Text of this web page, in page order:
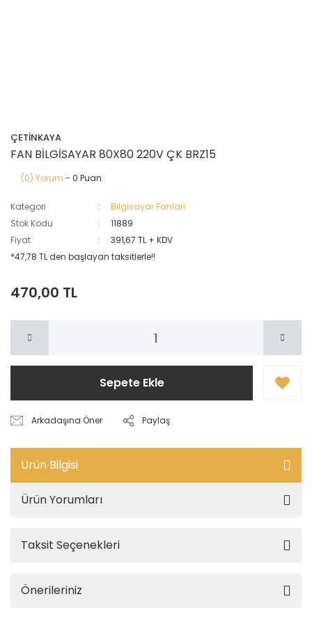
ÇETİNKAYA
FAN BİLGİSAYAR 80X80 220V ÇK BRZ15
(0) Yorum - 0 Puan
Kategori
Bilgisayar Fanları
Stok Kodu
11889
Fiyat
391,67 TL + KDV
*47,78 TL den başlayan taksitlerle!!
470,00 TL
Sepete Ekle
Arkadaşına Öner Paylaş
Ürün Bilgisi
Ürün Yorumları
Taksit Seçenekleri
Önerileriniz